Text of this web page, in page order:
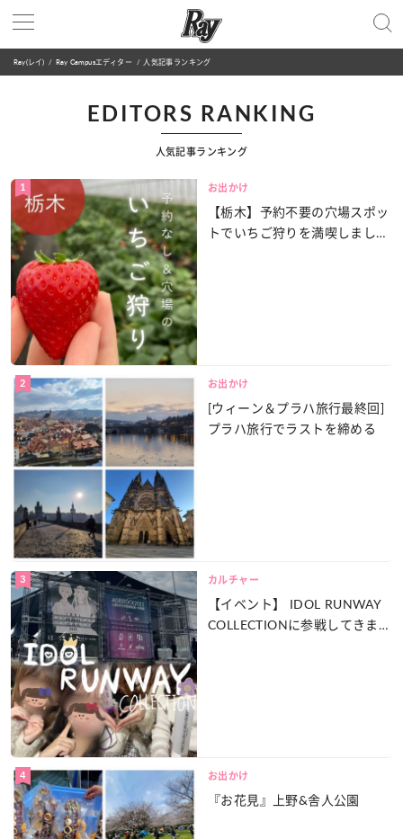
Ray(レイ) Ray Campusエディター 人気記事ランキング
EDITORS RANKING
人気記事ランキング
1 お出かけ
【栃木】予約不要の穴場スポッ
トでいちご狩りを満喫しました
2 お出かけ
[ウィーン＆プラハ旅行最終回]
プラハ旅行でラストを締める
3 カルチャー
【イベント】 IDOL RUNWAY
COLLECTIONに参戦してきまし
4 お出かけ
『お花見』上野&舎人公園